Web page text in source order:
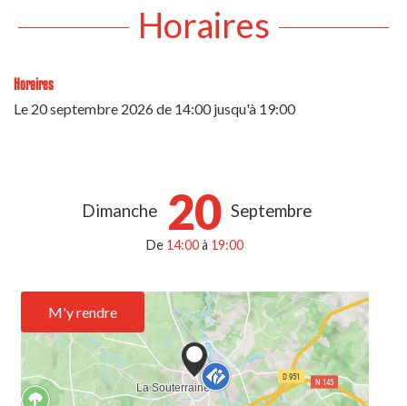
Horaires
Horaires
Le 20 septembre 2026de 14:00 jusqu'à 19:00
Dimanche 20 Septembre
De 14:00à 19:00
M'y rendre